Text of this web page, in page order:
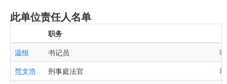
此单位责任人名单
职务
温恒
书记员
范文浩
刑事庭法官